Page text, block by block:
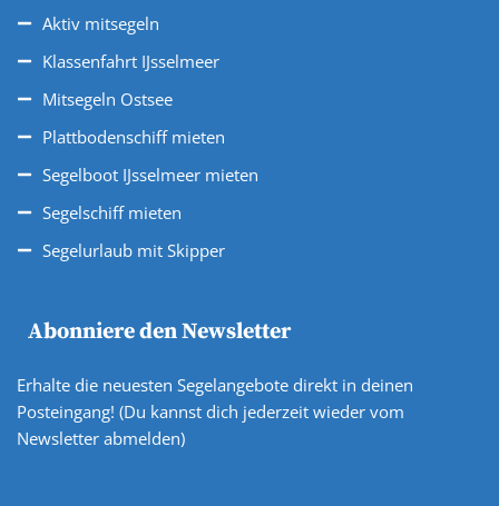
Aktiv mitsegeln
Klassenfahrt IJsselmeer
Mitsegeln Ostsee
Plattbodenschiff mieten
Segelboot IJsselmeer mieten
Segelschiff mieten
Segelurlaub mit Skipper
Abonniere den Newsletter
Erhalte die neuesten Segelangebote direkt in deinen
Posteingang! (Du kannst dich jederzeit wieder vom
Newsletter abmelden)